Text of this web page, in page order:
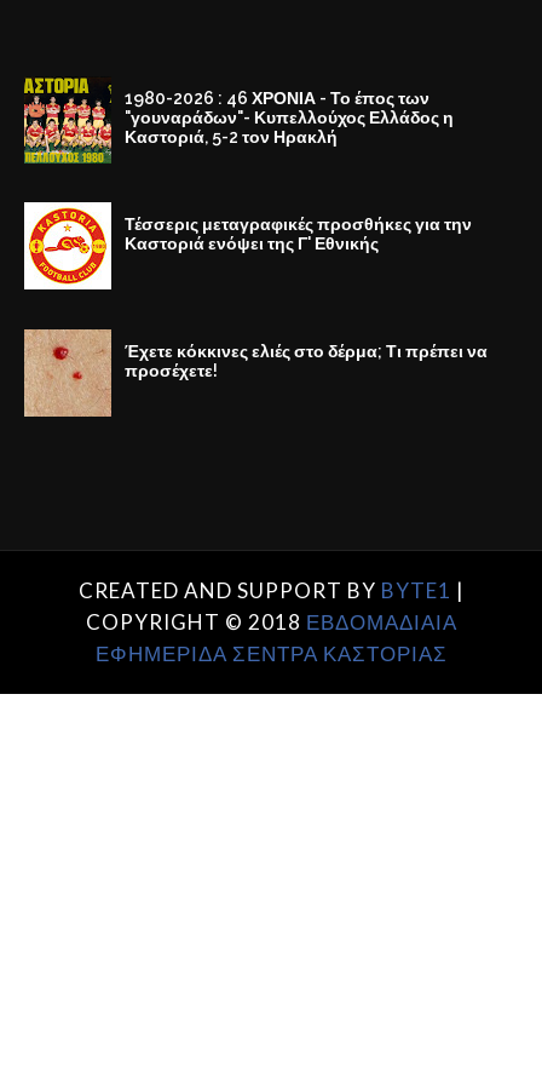
1980-2026 : 46 ΧΡΟΝΙΑ - Το έπος των
"γουναράδων"- Κυπελλούχος Ελλάδος η
Καστοριά, 5-2 τον Ηρακλή
Τέσσερις μεταγραφικές προσθήκες για την
Καστοριά ενόψει της Γ' Εθνικής
Έχετε κόκκινες ελιές στο δέρμα; Τι πρέπει να
προσέχετε!
CREATED AND SUPPORT BY BYTE1 |
COPYRIGHT © 2018 ΕΒΔΟΜΑΔΙΑΙΑ
ΕΦΗΜΕΡΙΔΑ ΣΕΝΤΡΑ ΚΑΣΤΟΡΙΑΣ